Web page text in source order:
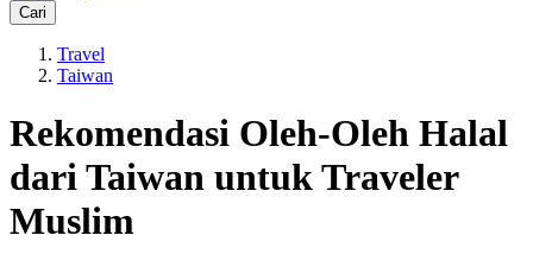
Cari
Travel
Taiwan
Rekomendasi Oleh-Oleh Halal
dari Taiwan untuk Traveler
Muslim